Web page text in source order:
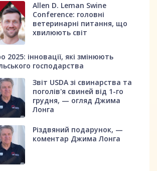
Allen D. Leman Swine
Conference: головні
ветеринарні питання, що
хвилюють світ
2025: інновації, які змінюють
господарства
Звіт USDA зі свинарства та
поголів'я свиней від 1-го
грудня, — огляд Джима
Лонга
Різдвяний подарунок, —
коментар Джима Лонга